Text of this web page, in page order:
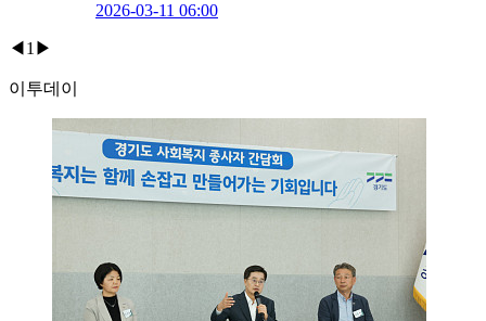
2026-03-11 06:00
◀ 1 ▶
이투데이